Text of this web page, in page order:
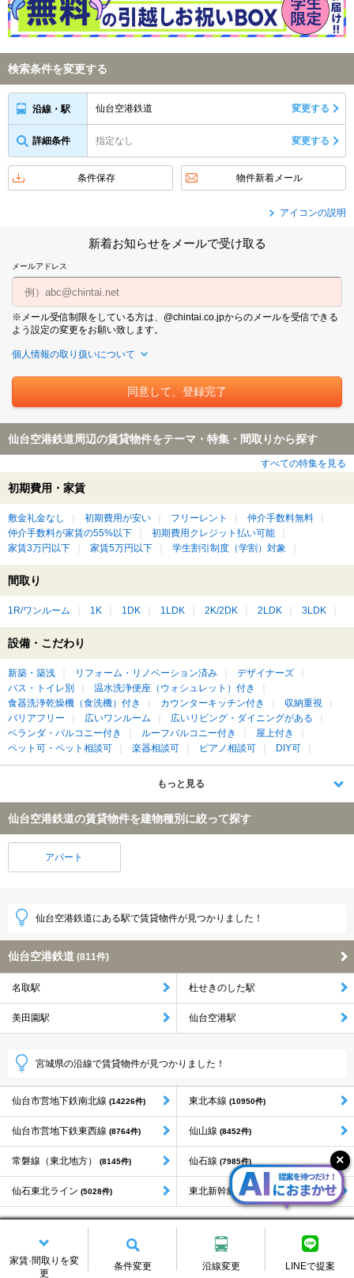
家賃·間取りを変
更
条件変更 沿線変更 LINEで提案
検索条件を変更する
沿線・駅 仙台空港鉄道 変更する
詳細条件 指定なし 変更する
条件保存 物件新着メール
アイコンの説明
新着お知らせをメールで受け取る
メールアドレス
※メール受信制限をしている方は、@chintai.co.jpからのメールを受信できる
よう設定の変更をお願い致します。
個人情報の取り扱いについて
仙台空港鉄道周辺の賃貸物件をテーマ・特集・間取りから探す
すべての特集を見る
初期費用・家賃
敷金礼金なし 初期費用が安い フリーレント
仲介手数料無料
仲介手数料が家賃の55%以下
初期費用クレジット払い可能
家賃3万円以下
家賃5万円以下 学生割引制度（学割）対象
間取り
1R/ワンルーム 1K 1DK 1LDK 2K/2DK 2LDK 3LDK
設備・こだわり
新築・築浅 リフォーム・リノベーション済み
デザイナーズ
バス・トイレ別
温水洗浄便座（ウォシュレット）付き
食器洗浄乾燥機（食洗機）付き
カウンターキッチン付き
収納重視
バリアフリー
広いワンルーム
広いリビング・ダイニングがある
ベランダ・バルコニー付き
ルーフバルコニー付き
屋上付き
ペット可・ペット相談可
楽器相談可 ピアノ相談可 DIY可
もっと見る
仙台空港鉄道の賃貸物件を建物種別に絞って探す
アパート
仙台空港鉄道にある駅で賃貸物件が見つかりました！
仙台空港鉄道 (811件)
名取駅 杜せきのした駅
美田園駅 仙台空港駅
宮城県の沿線で賃貸物件が見つかりました！
仙台市営地下鉄南北線 (14226件) 東北本線 (10950件)
仙台市営地下鉄東西線 (8764件) 仙山線 (8452件)
常磐線（東北地方） (8145件) 仙石線 (7985件)
仙石東北ライン (5028件) 東北新幹線（東北地方） (4739件)